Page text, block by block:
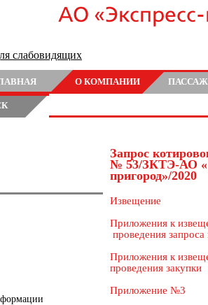
АО
слабовидящих
О КОМПАНИИ
Запрос
№ 53/ЗКТЭ-АО
пригород»/2020
Извещение
Приложения к
проведения запроса
Приложения к
проведения закупки
Приложение №3